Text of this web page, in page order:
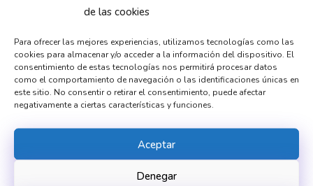
de las cookies
Para ofrecer las mejores experiencias, utilizamos tecnologías como las
cookies para almacenar y/o acceder a la información del dispositivo. El
consentimiento de estas tecnologías nos permitirá procesar datos
como el comportamiento de navegación o las identificaciones únicas en
este sitio. No consentir o retirar el consentimiento, puede afectar
negativamente a ciertas características y funciones.
Aceptar
Denegar
Guarda mi nombre, correo electrónico y web en
este navegador para la próxima vez que
comente.